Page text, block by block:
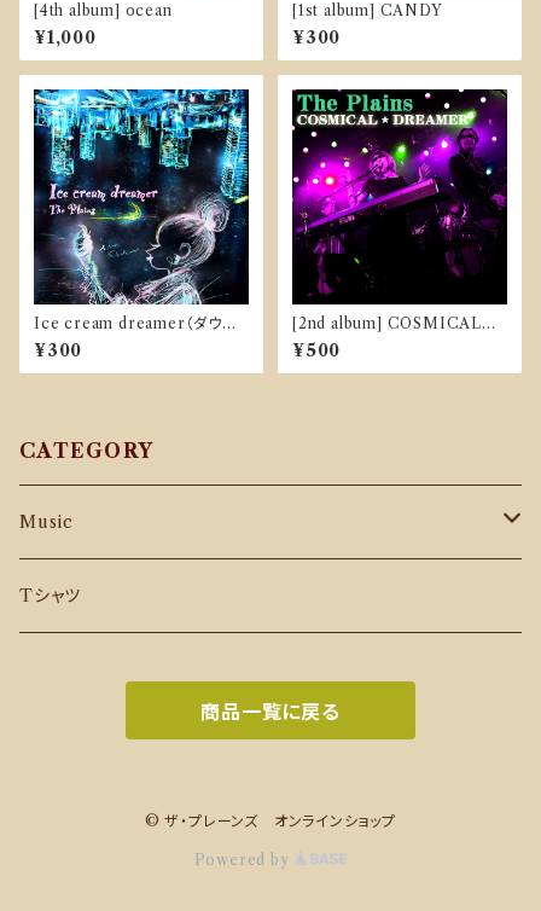
[4th album] ocean
¥1,000
[1st album] CANDY
¥300
Ice cream dreamer（ダウン
ロード販売）
¥300
[2nd album] COSMICAL☆
DREAMER
¥500
CATEGORY
Music
CD
Tシャツ
商品一覧に戻る
© ザ・プレーンズ オンラインショップ
Powered by